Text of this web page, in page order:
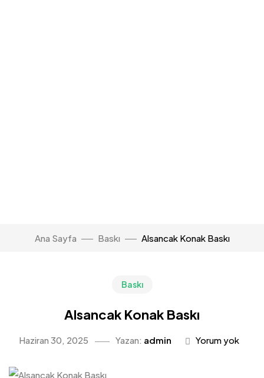
Ana Sayfa Baskı Alsancak Konak Baskı
Baskı
Alsancak Konak Baskı
Haziran 30, 2025 Yazan: admin Yorum yok